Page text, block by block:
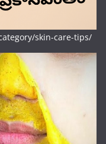
skin-care-tips/